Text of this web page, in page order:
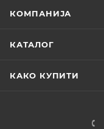
КОМПАНИЈА
КАТАЛОГ
КАКО КУПИТИ